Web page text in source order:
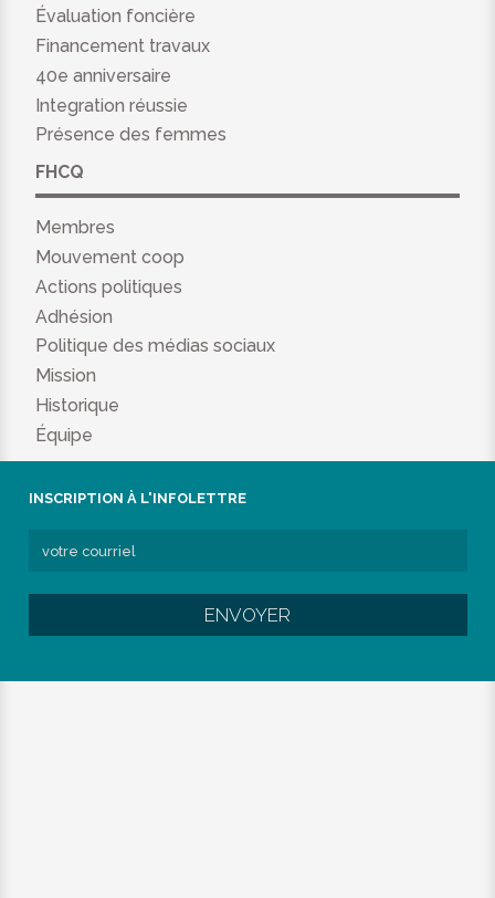
Évaluation foncière
Financement travaux
40e anniversaire
Integration réussie
Présence des femmes
FHCQ
Membres
Mouvement coop
Actions politiques
Adhésion
Politique des médias sociaux
Mission
Historique
Équipe
INSCRIPTION À L'INFOLETTRE
ENVOYER